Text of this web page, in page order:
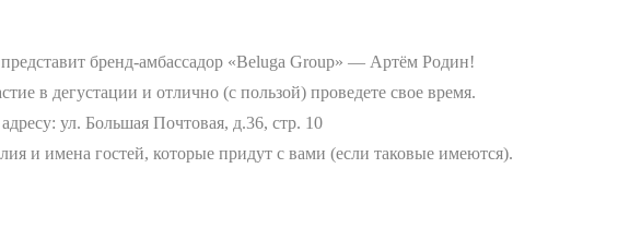
бренд-амбассадор «Beluga Group» — Артём Родин!
в дегустации и отлично (с пользой) проведете свое время.
ул. Большая Почтовая, д.36, стр. 10
и имена гостей, которые придут с вами (если таковые имеются).